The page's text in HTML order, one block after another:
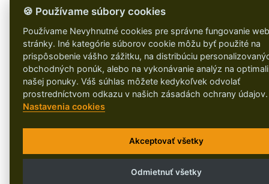
🍪 Používame súbory cookies
Používame Nevyhnutné cookies pre správne fungovanie
stránky. Iné kategórie súborov cookie môžu byť použité na
prispôsobenie vášho zážitku, na distribúciu
obchodných ponúk, alebo na vykonávanie analýz na
našej ponuky. Váš súhlas môžete kedykoľvek odvolať
prostredníctvom odkazu v našich zásadách ochrany
Nastavenia cookies
Akceptovať všetky
Odmietnuť všetky